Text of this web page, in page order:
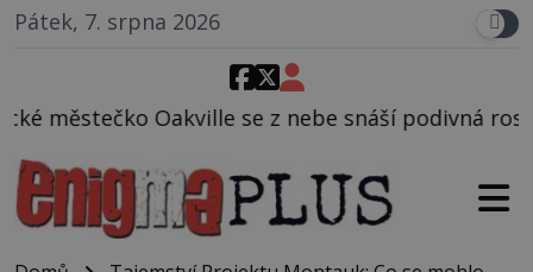
Pátek, 7. srpna 2026
se z nebe snáší podivná rosolovitá látka